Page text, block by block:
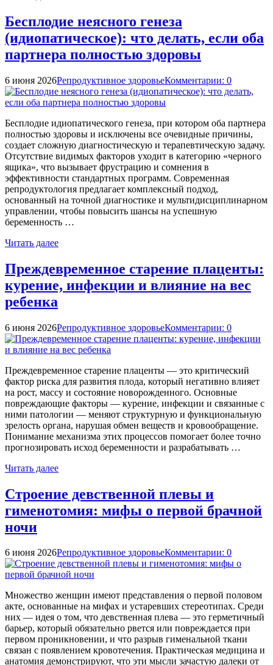
Бесплодие неясного генеза
(идиопатическое): что делать, если оба
партнера полностью здоровы
6 июня 2026Репродуктивное здоровьеКомментарии: 0
Бесплодие идиопатического генеза, при котором оба партнера
полностью здоровы и исключены все очевидные причины,
создает сложную диагностическую и терапевтическую задачу.
Отсутствие видимых факторов уходит в категорию «черного
ящика», что вызывает фрустрацию и сомнения в
эффективности стандартных программ. Современная
репродуктология предлагает комплексный подход,
основанный на точной диагностике и мультидисциплинарном
управлении, чтобы повысить шансы на успешную
беременность …
Читать далее
Преждевременное старение плаценты:
курение, инфекции и влияние на вес
ребенка
6 июня 2026Репродуктивное здоровьеКомментарии: 0
Преждевременное старение плаценты — это критический
фактор риска для развития плода, который негативно влияет
на рост, массу и состояние новорожденного. Основные
повреждающие факторы — курение, инфекции и связанные с
ними патологии — меняют структурную и функциональную
зрелость органа, нарушая обмен веществ и кровообращение.
Понимание механизма этих процессов помогает более точно
прогнозировать исход беременности и разрабатывать …
Читать далее
Строение девственной плевы и
гименотомия: мифы о первой брачной
ночи
6 июня 2026Репродуктивное здоровьеКомментарии: 0
Множество женщин имеют представления о первой половом
акте, основанные на мифах и устаревших стереотипах. Среди
них — идея о том, что девственная плева — это герметичный
барьер, который обязательно рвется или повреждается при
первом проникновении, и что разрыв гименальной ткани
связан с появлением кровотечения. Практическая медицина и
анатомия демонстрируют, что эти мысли зачастую далеки от